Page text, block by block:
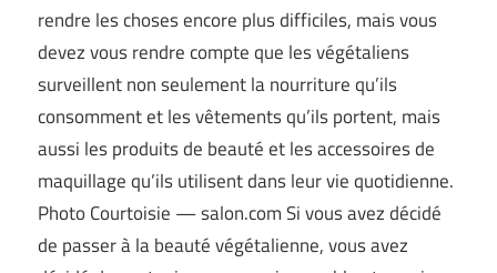
rendre les choses encore plus difficiles, mais vous
devez vous rendre compte que les végétaliens
surveillent non seulement la nourriture qu’ils
consomment et les vêtements qu’ils portent, mais
aussi les produits de beauté et les accessoires de
maquillage qu’ils utilisent dans leur vie quotidienne.
Photo Courtoisie — salon.com Si vous avez décidé
de passer à la beauté végétalienne, vous avez